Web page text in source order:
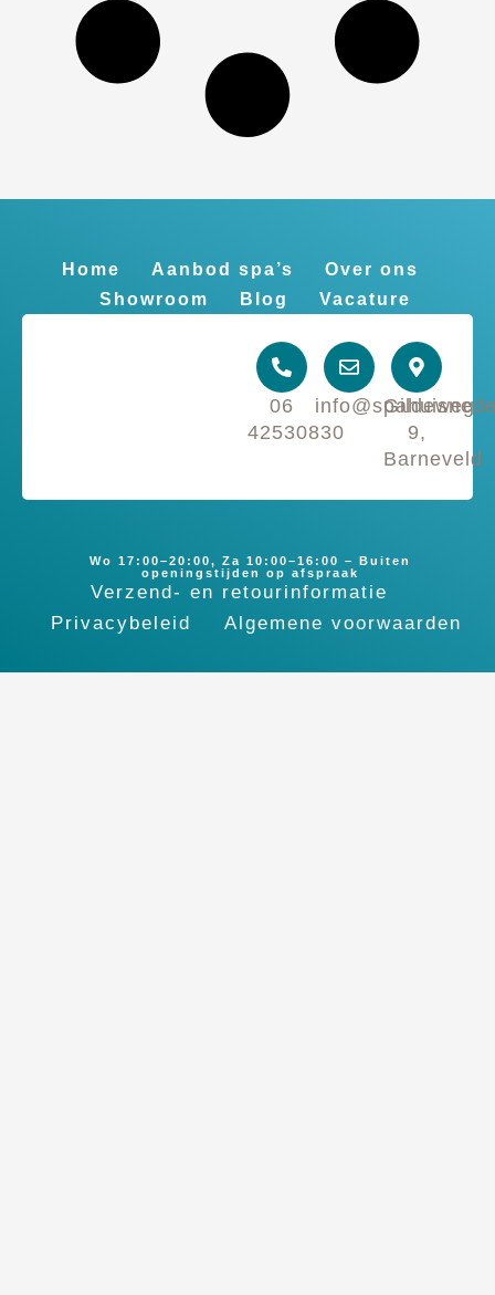
Home Aanbod spa’s
Over ons
Showroom
Blog Vacature
06
42530830
Gildeweg
9,
Barneveld
Wo 17:00–20:00, Za 10:00–16:00 – Buiten
openingstijden op afspraak
Verzend- en retourinformatie
Privacybeleid
Algemene voorwaarden